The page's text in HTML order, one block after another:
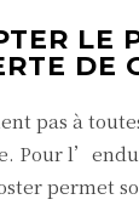
LE
DE
pas à
Pour
permet